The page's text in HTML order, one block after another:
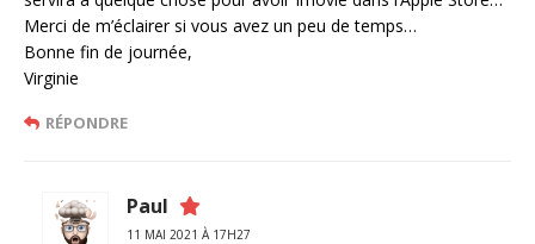
Merci de m’éclairer si vous avez un peu de temps…
Bonne fin de journée,
Virginie
RÉPONDRE
Paul
11 MAI 2021 À 17H27